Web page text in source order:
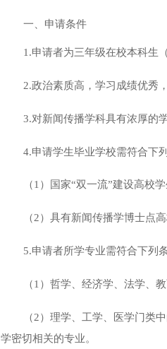
一、申请条件
1.申请者为三年级在校本科生
2.政治素质高，学习成绩优秀
3.对新闻传播学科具有浓厚的
4.申请学生毕业学校需符合下
（1）国家“双一流”建设高校学
（2）具有新闻传播学博士点
5.申请者所学专业需符合下列
（1）哲学、经济学、法学、
（2）理学、工学、医学门类
学密切相关的专业。